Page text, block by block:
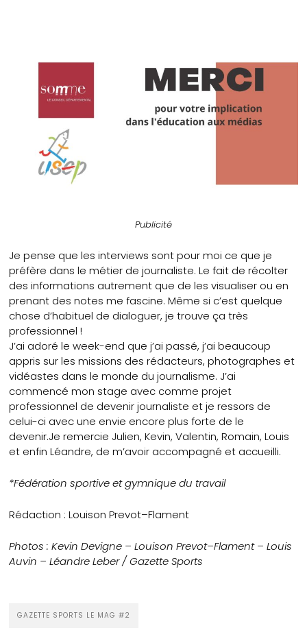
Publicité
Je pense que les interviews sont pour moi ce que je
préfère dans le métier de journaliste. Le fait de récolter
des informations autrement que de les visualiser ou en
prenant des notes me fascine. Même si c’est quelque
chose d’habituel de dialoguer, je trouve ça très
professionnel !
J’ai adoré le week-end que j’ai passé, j’ai beaucoup
appris sur les missions des rédacteurs, photographes et
vidéastes dans le monde du journalisme. J’ai
commencé mon stage avec comme projet
professionnel de devenir journaliste et je ressors de
celui-ci avec une envie encore plus forte de le
devenir.Je remercie Julien, Kevin, Valentin, Romain, Louis
et enfin Léandre, de m’avoir accompagné et accueilli.
*Fédération sportive et gymnique du travail
Rédaction : Louison Prevot–Flament
Photos : Kevin Devigne – Louison Prevot–Flament – Louis
Auvin – Léandre Leber / Gazette Sports
GAZETTE SPORTS LE MAG #2